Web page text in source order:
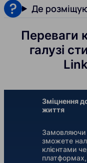
Де
Переваги
галузі
Зміцнення
життя
Замовляючи
зможете
клієнтами